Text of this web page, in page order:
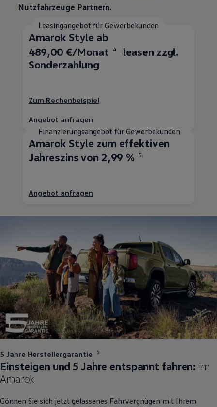
Nutzfahrzeuge Partnern.
Leasingangebot für Gewerbekunden
Amarok Style ab
489,00 €/Monat
4
leasen zzgl.
Sonderzahlung
Zum Rechenbeispiel
Angebot anfragen
Finanzierungsangebot für Gewerbekunden
Amarok Style zum effektiven
Jahreszins von 2,99 %
5
Angebot anfragen
1
5 Jahre Herstellergarantie 6
Einsteigen und 5 Jahre entspannt fahren: im
Amarok
Gönnen Sie sich jetzt gelassenes Fahrvergnügen mit Ihrem